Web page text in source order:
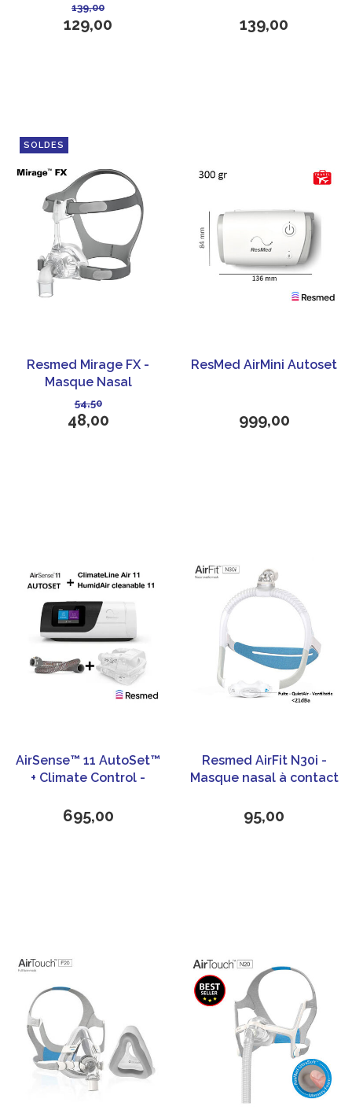
139,00
129,00 139,00
SOLDES
Resmed Mirage FX -
Masque Nasal
CPAP/PPC
54,50
48,00
ResMed AirMini Autoset
999,00
AirSense™ 11 AutoSet™
+ Climate Control -
695,00
Resmed AirFit N30i -
Masque nasal à contact
95,00